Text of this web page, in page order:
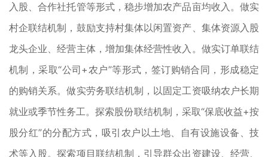
入股、合作社托管等形式，稳步增加农产品亩均收入。做实
村企联结机制，鼓励支持村集体以闲置资产、集体资源入股
龙头企业、经营主体，增加集体经营性收入。做实订单联结
机制，采取“公司+农户”等形式，签订购销合同，形成稳定
的购销关系。做实劳务联结机制，以固定工资吸纳农户长期
就业或季节性务工。探索股份联结机制，采取“保底收益+按
股分红”的分配方式，吸引农户以土地、自有设施设备、技
术等入股。探索项目联结机制，引导群众出资建设、经营、